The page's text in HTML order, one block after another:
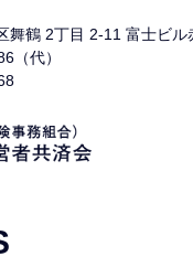
舞鶴 2丁目 2-11 富士ビル
（代）